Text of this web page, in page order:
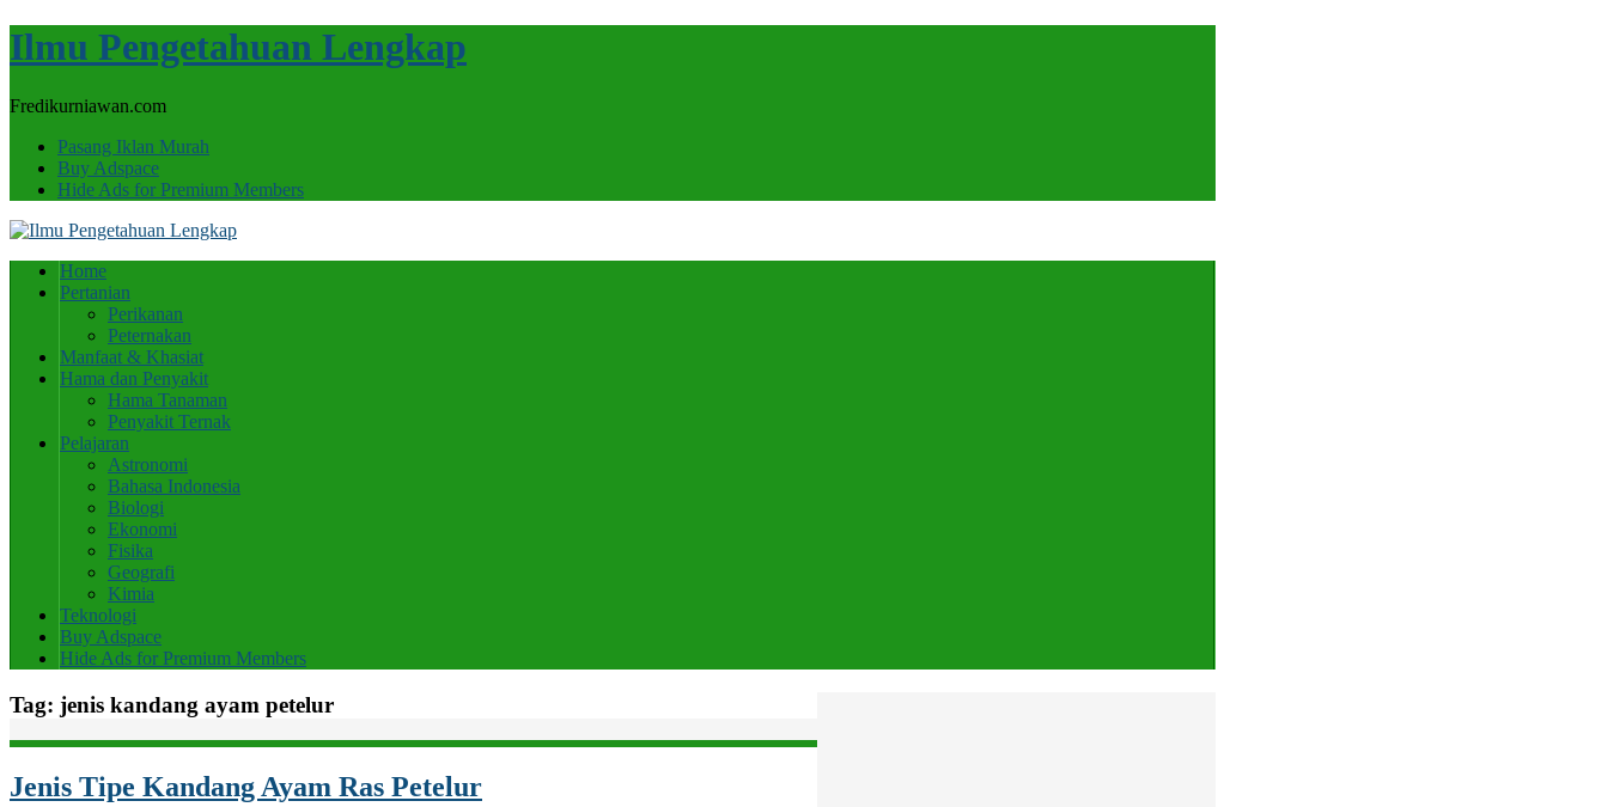
Ilmu Pengetahuan Lengkap
Fredikurniawan.com
Pasang Iklan Murah
Buy Adspace
Hide Ads for Premium Members
Home
Pertanian
Perikanan
Peternakan
Manfaat & Khasiat
Hama dan Penyakit
Hama Tanaman
Penyakit Ternak
Pelajaran
Astronomi
Bahasa Indonesia
Biologi
Ekonomi
Fisika
Geografi
Kimia
Teknologi
Buy Adspace
Hide Ads for Premium Members
Tag: jenis kandang ayam petelur
Jenis Tipe Kandang Ayam Ras Petelur